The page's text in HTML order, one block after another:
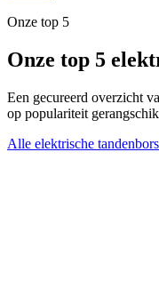
Onze top 5
Onze top 5
Een gecureerd overzicht
op populariteit
Alle elektrische